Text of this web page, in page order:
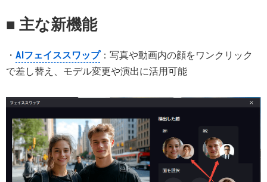
■ 主な新機能
・ AIフェイススワップ：写真や動画内の顔をワンクリック
で差し替え、モデル変更や演出に活用可能